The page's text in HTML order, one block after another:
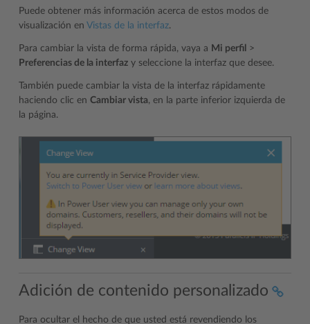
Puede obtener más información acerca de estos modos de
visualización en Vistas de la interfaz.
Para cambiar la vista de forma rápida, vaya a Mi perfil >
Preferencias de la interfaz y seleccione la interfaz que desee.
También puede cambiar la vista de la interfaz rápidamente
haciendo clic en Cambiar vista, en la parte inferior izquierda de
la página.
Adición de contenido personalizado
Para ocultar el hecho de que usted está revendiendo los